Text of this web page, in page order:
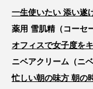
スマートリング
ソーシャルウェル
一生使いたい 添い遂
薬用 雪肌精（コーセ
オフィスで女子度を
ニベアクリーム（ニ
忙しい朝の味方 朝の